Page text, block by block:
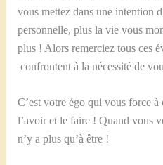
vous mettez dans une intention
personnelle, plus la vie vous
plus ! Alors remerciez tous ces
confrontent à la nécessité de
C’est votre égo qui vous force
l’avoir et le faire ! Quand vous
n’y a plus qu’à être !